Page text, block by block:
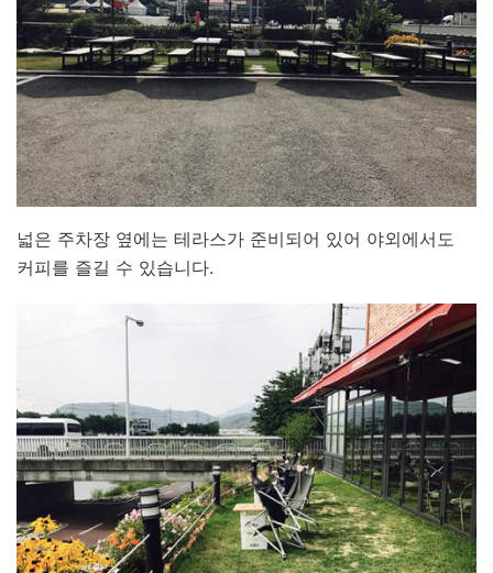
넓은 주차장 옆에는 테라스가 준비되어 있어 야외에서도
커피를 즐길 수 있습니다.